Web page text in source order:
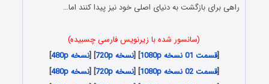
راهی برای بازگشت به دنیای اصلی خود نیز پیدا کنند اما…
(سانسور شده با زیرنویس فارسی چسبیده)
[قسمت 01 نسخه 1080p ] [نسخه 720p ] [نسخه 480p
]
[قسمت 02 نسخه 1080p ] [نسخه 720p ] [نسخه 480p
]